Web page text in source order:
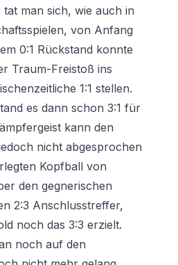
tat man sich, wie auch in
von Anfang
0:1 Rückstand konnte
Traum-Freistoß ins
1:1 stellen.
es dann schon 3:1 für
kann den
nicht abgesprochen
Kopfball von
den gegnerischen
2:3 Anschlusstreffer,
noch das 3:3 erzielt.
noch auf den